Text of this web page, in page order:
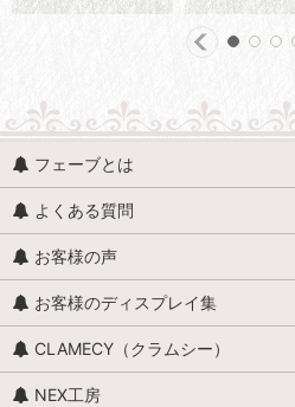
フェーブとは
よくある質問
お客様の声
お客様のディスプレイ集
CLAMECY（クラムシー）
NEX工房